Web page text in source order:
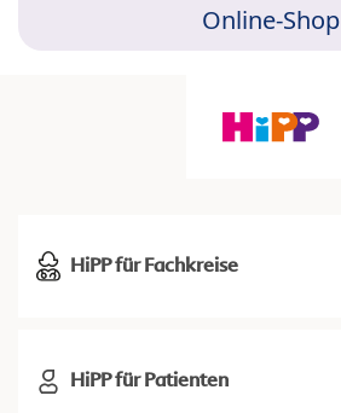
Online-Shop
HiPP für Fachkreise
HiPP für Patienten